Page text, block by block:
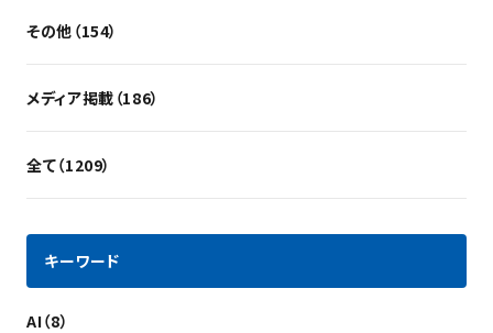
その他（154）
メディア掲載（186）
全て（1209）
キーワード
AI（8）